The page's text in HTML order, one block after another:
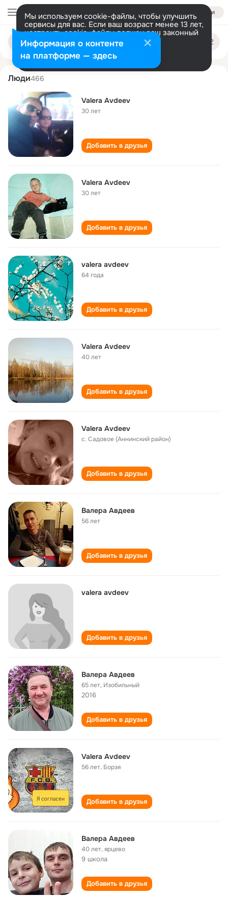
Войти
Мы используем cookie-файлы, чтобы улучшить
сервисы для вас. Если ваш возраст менее 13 лет,
настроить cookie-файлы должен ваш законный
представитель. Больше информации
Разрешить все Настроить
Поиск
людям
valera avdeev
Люди466
Valera Avdeev
30 лет
Добавить в друзья
Valera Avdeev
30 лет
Добавить в друзья
valera avdeev
64 года
Добавить в друзья
Valera Avdeev
40 лет
Добавить в друзья
Valera Avdeev
с. Садовое (Аннинский район)
Добавить в друзья
Валера Авдеев
56 лет
Добавить в друзья
valera avdeev
Добавить в друзья
Валера Авдеев
65 лет, Изобильный
2016
Добавить в друзья
Valera Avdeev
56 лет, Борзя
Добавить в друзья
Валера Авдеев
40 лет,ярцево
9 школа
Добавить в друзья
Информация о контенте
на платформе — здесь